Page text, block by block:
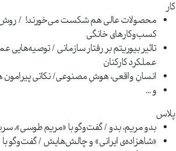
کار
محصولات عالی هم شکست می‌خورند! /
کسب‌و‌کارهای خانگی
تاثیر بیوریتم بر رفتار سازمانی /
عملکرد کارکنان
انسانِ واقعی، هوشِ مصنوعی/ نکاتی
و ...
پلاس
بدو مریم، بدو / گفت‌وگو با «مریم طوسی»،
«شاهزاده‌ی ایرانی» و چالش‌هایش / گفت‌و‌گو